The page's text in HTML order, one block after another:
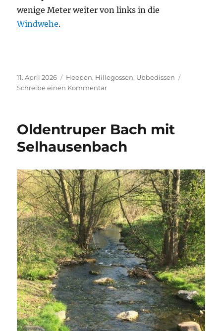
wenige Meter weiter von links in die
Windwehe.
Veröffentlicht
am
11. April 2026 Kategorien
Heepen, Hillegossen, Ubbedissen
Schreibe einen Kommentarzu
Frordisser
Oldentruper Bach mit
Selhausenbach